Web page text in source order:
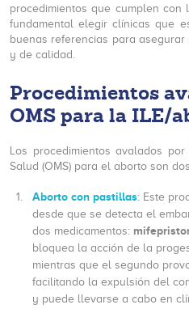
procedimientos que cumplen con
fundamental elegir clínicas que
buenas referencias para
y de calidad.
Procedimientos
OMS para la ILE/
Los procedimientos avalados
Salud (OMS) para el aborto son
Aborto con pastillas: Este
desde que se detecta el
dos medicamentos:
bloquea la acción de la
mientras que el segundo
facilitando la expulsión del
y puede llevarse a cabo en